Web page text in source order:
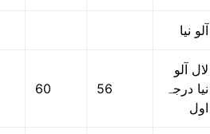
آلو نیا
60 56
لال آلو
نیا درجہ
اول